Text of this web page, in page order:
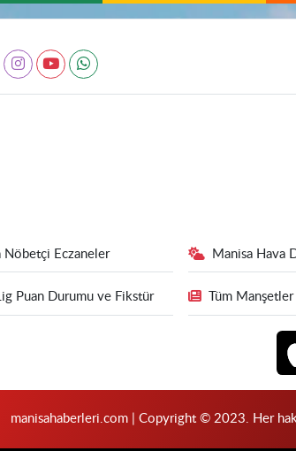
Nöbetçi Eczaneler Manisa Hava
Puan Durumu ve Fikstür Tüm Manşetler
manisahaberleri.com | Copyright © 2023. Her